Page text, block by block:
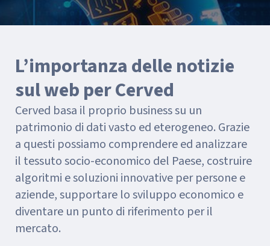
L’importanza delle notizie
sul web per Cerved
Cerved basa il proprio business su un
patrimonio di dati vasto ed eterogeneo. Grazie
a questi possiamo comprendere ed analizzare
il tessuto socio-economico del Paese, costruire
algoritmi e soluzioni innovative per persone e
aziende, supportare lo sviluppo economico e
diventare un punto di riferimento per il
mercato.